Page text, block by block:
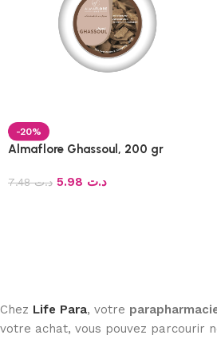
-20%
Almaflore Ghassoul, 200 gr
د.ت7.48 د.ت
Chez Life Para, votre
votre achat, vous pouvez parcourir